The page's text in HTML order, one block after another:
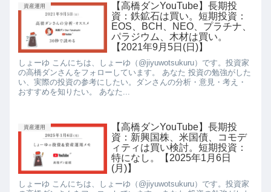
資産運用
【高橋ダンYouTube】長期投
資：鉄鉱石は買い。短期投資：
EOS、BCH、NEO、プラチナ、
パラジウム、木材は買い。
【2021年9月5日(日)】
しょーゆ こんにちは、しょーゆ（@jiyuwotsukuru）です。投資家
の高橋ダンさんをフォローしています。 あなた 投資の勉強がした
い、実際の投資の参考にしたい。ダンさんの分析・意見・考え・
おすすめを知りたい。 あなた...
資産運用
【高橋ダンYouTube】長期投
資：新興国株、米国債、コモデ
ィティは買い検討。短期投資：
特になし。【2025年1月6日
(月)】
しょーゆ こんにちは、しょーゆ（@jiyuwotsukuru）です。投資家